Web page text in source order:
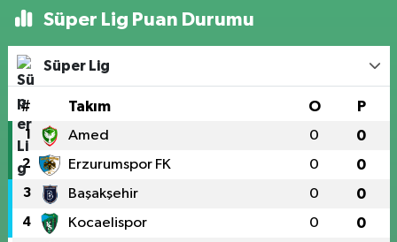
Süper Lig Puan Durumu
Süper Lig
# Takım O P
1 Amed 0 0
2 Erzurumspor FK 0 0
3 Başakşehir 0 0
4 Kocaelispor 0 0